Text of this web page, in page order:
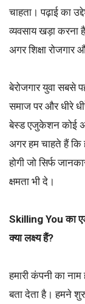
चाहता। पढ़ाई का
व्यवसाय खड़ा करना
अगर शिक्षा
बेरोजगार युवा सबसे
समाज पर और धीरे
बेस्ड एजुकेशन कोई
अगर हम चाहते हैं कि
होगी जो सिर्फ
क्षमता भी दे।
Skilling You का
क्या लक्ष्य हैं?
हमारी कंपनी का
बता देता है। हमने